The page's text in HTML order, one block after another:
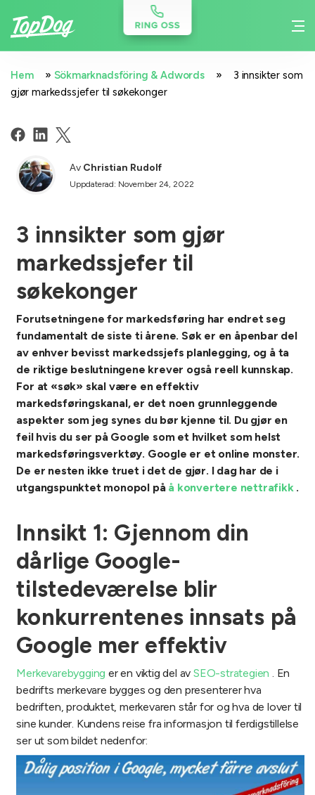
Hem » Sökmarknadsföring & Adwords »
3 innsikter som
gjør markedssjefer til søkekonger
Av Christian Rudolf
Uppdaterad: November 24, 2022
3 innsikter som gjør
markedssjefer til
søkekonger
Forutsetningene for markedsføring har endret seg
fundamentalt de siste ti årene. Søk er en åpenbar del
av enhver bevisst markedssjefs planlegging, og å ta
de riktige beslutningene krever også reell kunnskap.
For at «søk» skal være en effektiv
markedsføringskanal, er det noen grunnleggende
aspekter som jeg synes du bør kjenne til. Du gjør en
feil hvis du ser på Google som et hvilket som helst
markedsføringsverktøy. Google er et online monster.
De er nesten ikke truet i det de gjør. I dag har de i
utgangspunktet monopol på å konvertere nettrafikk.
Innsikt 1: Gjennom din
dårlige Google-
tilstedeværelse blir
konkurrentenes innsats på
Google mer effektiv
Merkevarebygging er en viktig del av SEO-strategien . En
bedrifts merkevare bygges og den presenterer hva
bedriften, produktet, merkevaren står for og hva de lover til
sine kunder. Kundens reise fra informasjon til ferdigstillelse
ser ut som bildet nedenfor: